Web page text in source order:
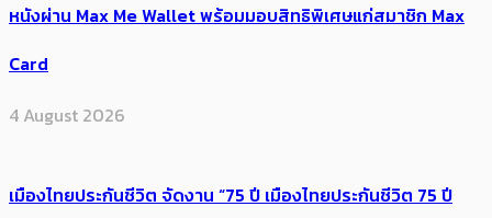
หนังผ่าน Max Me Wallet พร้อมมอบสิทธิพิเศษแก่สมาชิก Max
Card
4 August 2026
เมืองไทยประกันชีวิต จัดงาน “75 ปี เมืองไทยประกันชีวิต 75 ปี